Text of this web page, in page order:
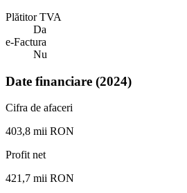
Plătitor TVA
Da
e-Factura
Nu
Date financiare (2024)
Cifra de afaceri
403,8 mii RON
Profit net
421,7 mii RON